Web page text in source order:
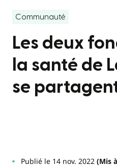
Communauté
Les deux
la santé de
se
Publié le 14 nov. 2022(Mis